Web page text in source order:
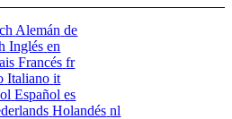
Alemán de
Inglés en
Francés fr
Italiano it
Español es
Holandés nl